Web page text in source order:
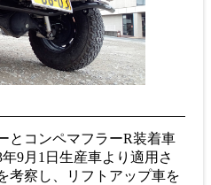
とコンペマフラーR装着車
9月1日生産車より適用さ
考察し、リフトアップ車を